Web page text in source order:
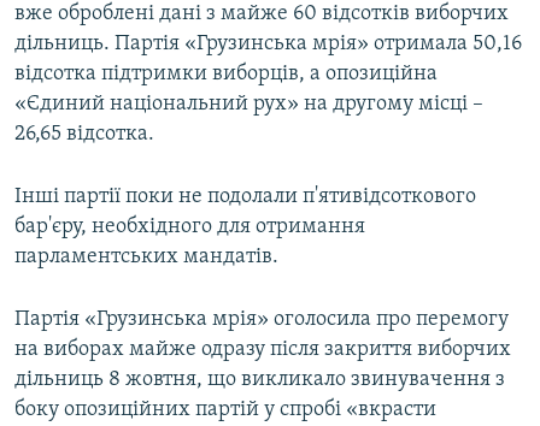
ДЕПОРТАЦІЯ
ВІДЕОУРОКИ «ELIFBE»
СВІДЧЕННЯ ОКУПАЦІЇ
ІНФОГРАФІКА
ЯК ОБІЙТИ БЛОКУВАННЯ
Русский
Qırımtatar
ДОЛУЧАЙСЯ!
Усі сайти RFE/RL
вже оброблені дані з майже 60 відсотків виборчих
дільниць. Партія «Грузинська мрія» отримала 50,16
відсотка підтримки виборців, а опозиційна
«Єдиний національний рух» на другому місці –
26,65 відсотка.
Інші партії поки не подолали п'ятивідсоткового
бар'єру, необхідного для отримання
парламентських мандатів.
Партія «Грузинська мрія» оголосила про перемогу
на виборах майже одразу після закриття виборчих
дільниць 8 жовтня, що викликало звинувачення з
боку опозиційних партій у спробі «вкрасти